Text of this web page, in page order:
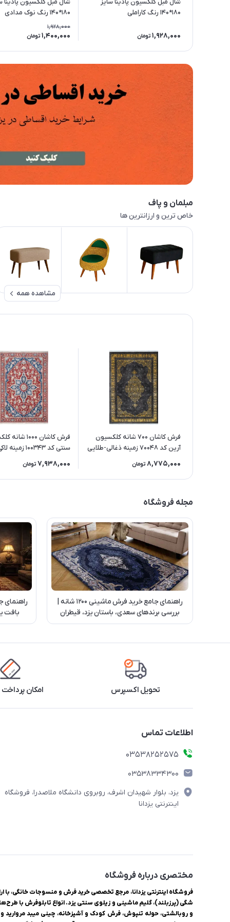
180*140 رنگ کاراملی
1,928,000 تومان
180*140 رنگ نوک مدادی
1,928,000
1,400,000 تومان
مبلمان و پاف
خاص ترین و ارزانترین ها
مشاهده همه
فرش کاشان 700 شانه کلکسیون
آرین کد 70048 زمینه ذغالی-طلایی
(برجسته)
8,775,000 تومان
فرش کاشان 1000
سنتی کد 100343 زمینه لاکی
7,938,000 تومان
مجله فروشگاه
راهنمای جامع خرید فرش ماشینی 1200 شانه |
بررسی برندهای سعدی، باستان یزد، قیطران
کاشان و بهشتی تبریز
راهنمای
بافت
تحویل اکسپرس امکان
اطلاعات تماس
03538252575
03538334300
یزد، بلوار شهیدان اشرف، روبروی دانشگاه ملاصدرا، فروشگاه
اینترنتی یزدانا
مختصری درباره فروشگاه
شگی (پرزبلند)، گلیم ماشینی و زیلوی سنتی یزد. انواع تابلوفرش با
و روبالشتی، حوله تنپوش، فرش کودک و آشپزخانه، چینی میبد مروارید